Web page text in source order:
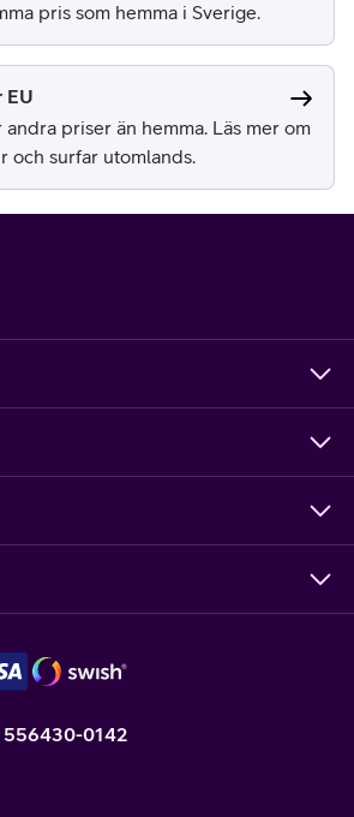
pris som hemma i Sverige.
EU
priser än hemma. Läs mer om
och surfar utomlands.
556430-0142